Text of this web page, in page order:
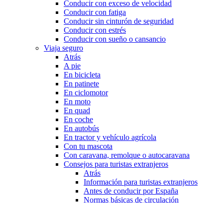
Conducir con exceso de velocidad
Conducir con fatiga
Conducir sin cinturón de seguridad
Conducir con estrés
Conducir con sueño o cansancio
Viaja seguro
Atrás
A pie
En bicicleta
En patinete
En ciclomotor
En moto
En quad
En coche
En autobús
En tractor y vehículo agrícola
Con tu mascota
Con caravana, remolque o autocaravana
Consejos para turistas extranjeros
Atrás
Información para turistas extranjeros
Antes de conducir por España
Normas básicas de circulación